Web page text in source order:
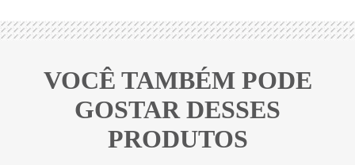
VOCÊ TAMBÉM PODE
GOSTAR DESSES
PRODUTOS